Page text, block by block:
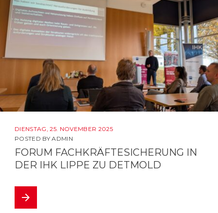
DIENSTAG, 25. NOVEMBER 2025
POSTED BYADMIN
FORUM FACHKRÄFTESICHERUNG IN
DER IHK LIPPE ZU DETMOLD
arrow_forward